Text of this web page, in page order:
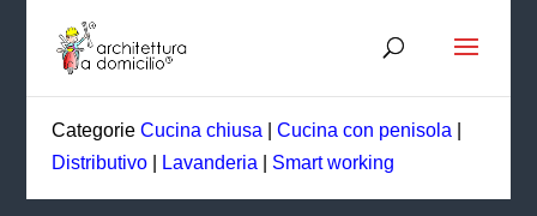
Categorie Cucina chiusa Cucina con penisola
Distributivo| Lavanderia Smart working